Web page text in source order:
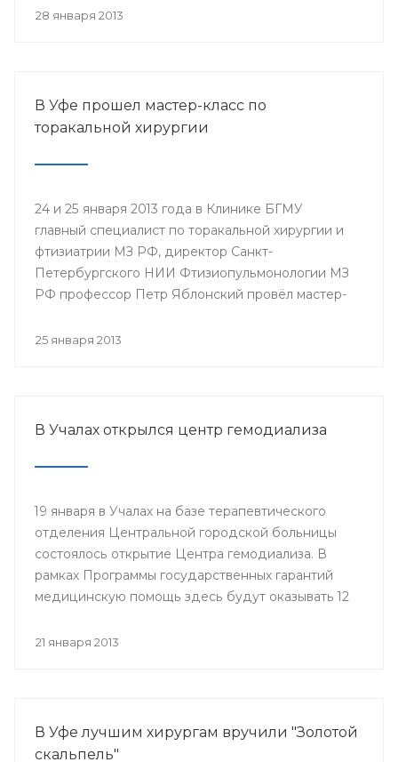
поддержки инициативы «Международного союза
28 января 2013
В Уфе прошел мастер-класс по
торакальной хирургии
24 и 25 января 2013 года в Клинике БГМУ
главный специалист по торакальной хирургии и
фтизиатрии МЗ РФ, директор Санкт-
Петербургского НИИ Фтизиопульмонологии МЗ
РФ профессор Петр Яблонский провёл мастер-
доступы в торакальной хирургии». С новыми
ординаторы, интерны и студенты старших
25 января 2013
В Учалах открылся центр гемодиализа
19 января в Учалах на базе терапевтического
отделения Центральной городской больницы
состоялось открытие Центра гемодиализа. В
рамках Программы государственных гарантий
медицинскую помощь здесь будут оказывать 12
недостаточностью.
21 января 2013
В Уфе лучшим хирургам вручили "Золотой
скальпель"